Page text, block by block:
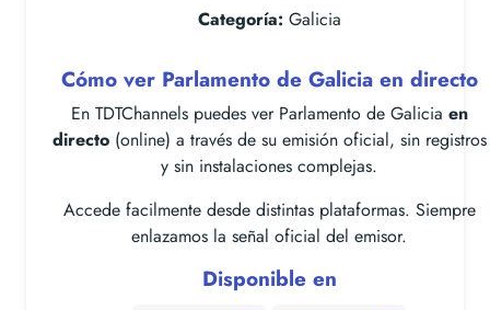
Categoría: Galicia
Cómo ver Parlamento de Galicia en directo
En TDTChannels puedes ver Parlamento de Galicia en
directo(online) a través de su emisión oficial, sin registros
y sin instalaciones complejas.
Accede facilmente desde distintas plataformas. Siempre
enlazamos la señal oficial del emisor.
Disponible en